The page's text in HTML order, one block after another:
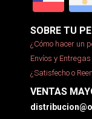
SOBRE TU
¿Cómo hacer un
Envíos y Entregas
¿Satisfecho o
VENTAS